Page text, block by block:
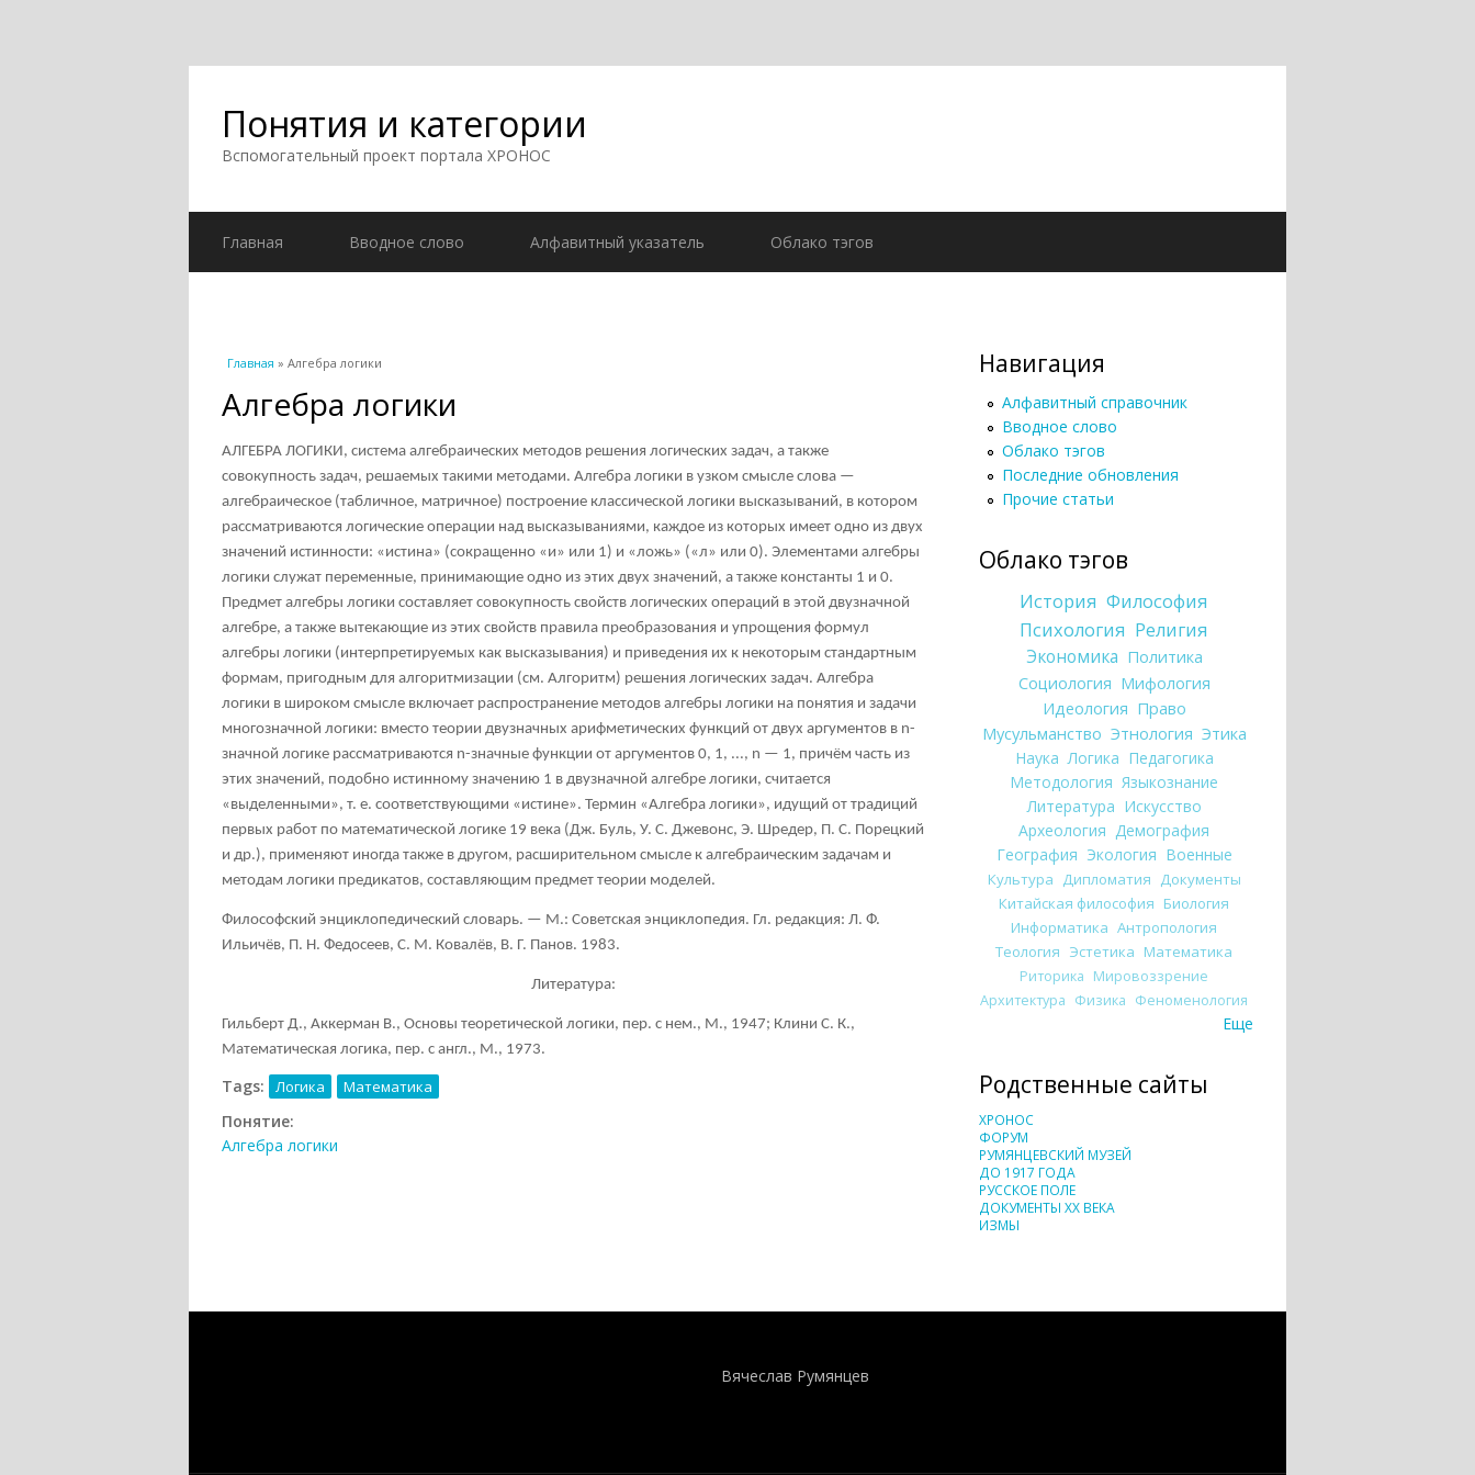
Понятия и категории
Вспомогательный проект портала ХРОНОС
Главная Вводное слово Алфавитный указатель Облако тэгов
Вы здесь
Главная » Алгебра логики
Алгебра логики
АЛГЕБРА ЛОГИКИ, система алгебраических методов решения логических задач, а также
совокупность задач, решаемых такими методами. Алгебра логики в узком смысле слова —
алгебраическое (табличное, матричное) построение классической логики высказываний, в котором
рассматриваются логические операции над высказываниями, каждое из которых имеет одно из двух
значений истинности: «истина» (сокращенно «и» или 1) и «ложь» («л» или 0). Элементами алгебры
логики служат переменные, принимающие одно из этих двух значений, а также константы 1 и 0.
Предмет алгебры логики составляет совокупность свойств логических операций в этой двузначной
алгебре, а также вытекающие из этих свойств правила преобразования и упрощения формул
алгебры логики (интерпретируемых как высказывания) и приведения их к некоторым стандартным
формам, пригодным для алгоритмизации (см. Алгоритм) решения логических задач. Алгебра
логики в широком смысле включает распространение методов алгебры логики на понятия и задачи
многозначной логики: вместо теории двузначных арифметических функций от двух аргументов в n-
значной логике рассматриваются n-значные функции от аргументов 0, 1, ..., n — 1, причём часть из
этих значений, подобно истинному значению 1 в двузначной алгебре логики, считается
«выделенными», т. е. соответствующими «истине». Термин «Алгебра логики», идущий от традиций
первых работ по математической логике 19 века (Дж. Буль, У. С. Джевонс, Э. Шредер, П. С. Порецкий
и др.), применяют иногда также в другом, расширительном смысле к алгебраическим задачам и
методам логики предикатов, составляющим предмет теории моделей.
Философский энциклопедический словарь. — М.: Советская энциклопедия. Гл. редакция: Л. Ф.
Ильичёв, П. Н. Федосеев, С. М. Ковалёв, В. Г. Панов. 1983.
Литература:
Гильберт Д., Аккерман В., Основы теоретической логики, пер. с нем., М., 1947; Клини С. К.,
Математическая логика, пер. с англ., М., 1973.
Tags: Логика Математика
Понятие:
Алгебра логики
Навигация
Алфавитный справочник
Вводное слово
Облако тэгов
Последние обновления
Прочие статьи
Облако тэгов
История Философия
Психология Религия
Экономика Политика
Социология Мифология
Идеология Право
Мусульманство Этнология Этика
Наука Логика Педагогика
Методология Языкознание
Литература Искусство
Археология Демография
География Экология Военные
Культура Дипломатия Документы
Китайская философия Биология
Информатика Антропология
Теология Эстетика Математика
Риторика Мировоззрение
Архитектура Физика Феноменология
Еще
Родственные сайты
ХРОНОС
ФОРУМ
РУМЯНЦЕВСКИЙ МУЗЕЙ
ДО 1917 ГОДА
РУССКОЕ ПОЛЕ
ДОКУМЕНТЫ XX ВЕКА
ИЗМЫ
Вячеслав Румянцев